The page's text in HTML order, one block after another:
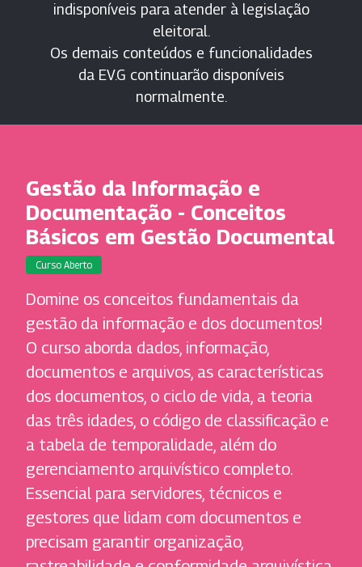
indisponíveis para atender à legislação
eleitoral.
Os demais conteúdos e funcionalidades
da EV.G continuarão disponíveis
normalmente.
Gestão da Informação e
Documentação - Conceitos
Básicos em Gestão Documental
Curso Aberto
Domine os conceitos fundamentais da
gestão da informação e dos documentos!
O curso aborda dados, informação,
documentos e arquivos, as características
dos documentos, o ciclo de vida, a teoria
das três idades, o código de classificação e
a tabela de temporalidade, além do
gerenciamento arquivístico completo.
Essencial para servidores, técnicos e
gestores que lidam com documentos e
precisam garantir organização,